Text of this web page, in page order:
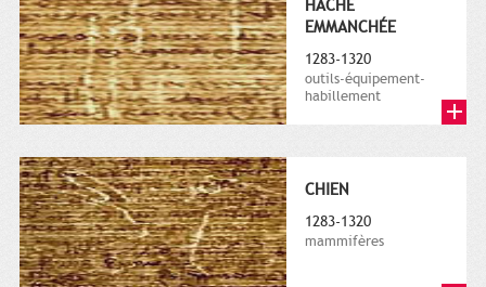
HACHE
EMMANCHÉE
1283-1320
outils-équipement-
habillement
CHIEN
1283-1320
mammifères